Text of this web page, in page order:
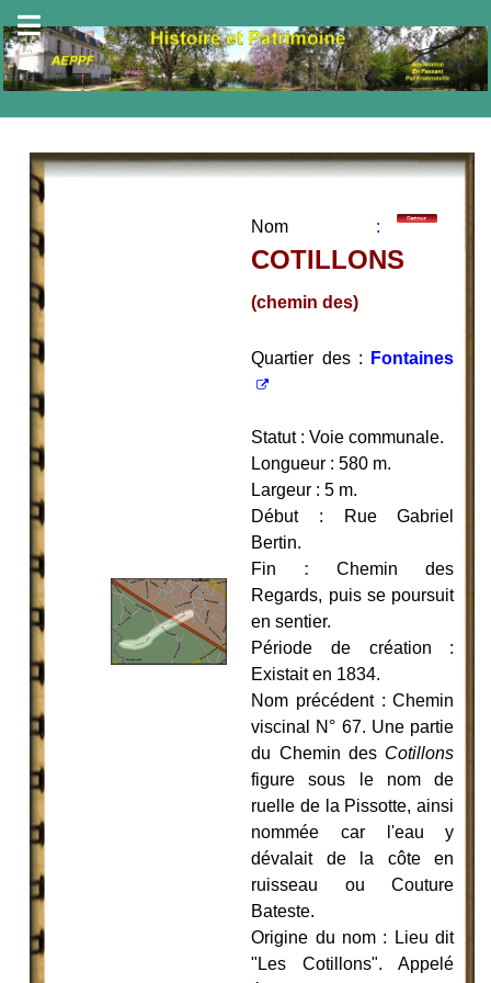
Nom :
COTILLONS
(chemin des)
Quartier des : Fontaines
Statut : Voie communale.
Longueur : 580 m.
Largeur : 5 m.
Début : Rue Gabriel
Bertin.
Fin : Chemin des
Regards, puis se poursuit
en sentier.
Période de création :
Existait en 1834.
Nom précédent : Chemin
viscinal N° 67. Une partie
du Chemin des Cotillons
figure sous le nom de
ruelle de la Pissotte, ainsi
nommée car l'eau y
dévalait de la côte en
ruisseau ou Couture
Bateste.
Origine du nom : Lieu dit
"Les Cotillons". Appelé